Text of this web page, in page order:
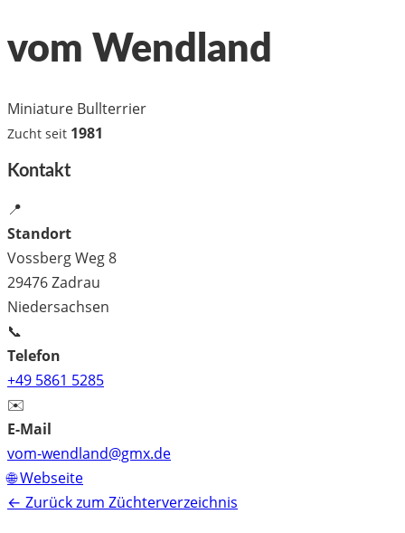
vom Wendland
Miniature Bullterrier
Zucht seit 1981
Kontakt
📍
Standort
Vossberg Weg 8
29476 Zadrau
Niedersachsen
📞
Telefon
+49 5861 5285
✉️
E-Mail
vom-wendland@gmx.de
🌐 Webseite
← Zurück zum Züchterverzeichnis